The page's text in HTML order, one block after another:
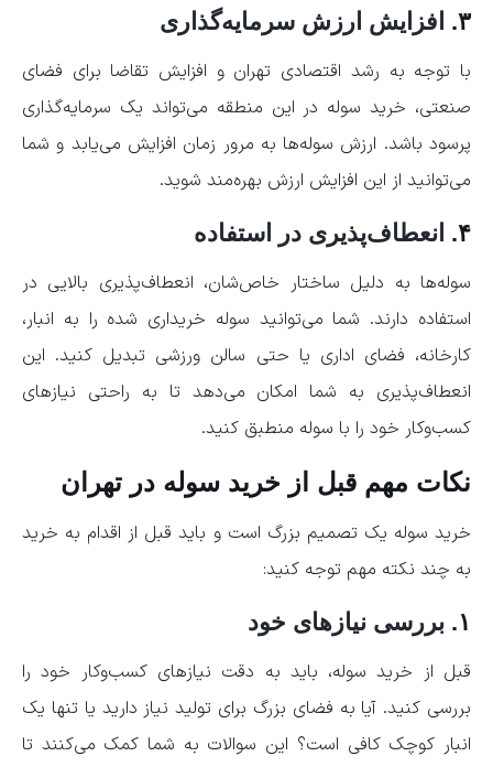
۳. افزایش ارزش سرمایه‌گذاری
با توجه به رشد اقتصادی تهران و افزایش تقاضا برای فضای
صنعتی، خرید سوله در این منطقه می‌تواند یک سرمایه‌گذاری
پرسود باشد. ارزش سوله‌ها به مرور زمان افزایش می‌یابد و شما
می‌توانید از این افزایش ارزش بهره‌مند شوید.
۴. انعطاف‌پذیری در استفاده
سوله‌ها به دلیل ساختار خاص‌شان، انعطاف‌پذیری بالایی در
استفاده دارند. شما می‌توانید سوله خریداری شده را به انبار،
کارخانه، فضای اداری یا حتی سالن ورزشی تبدیل کنید. این
انعطاف‌پذیری به شما امکان می‌دهد تا به راحتی نیازهای
کسب‌وکار خود را با سوله منطبق کنید.
نکات مهم قبل از خرید سوله در تهران
خرید سوله یک تصمیم بزرگ است و باید قبل از اقدام به خرید
به چند نکته مهم توجه کنید:
۱. بررسی نیازهای خود
قبل از خرید سوله، باید به دقت نیازهای کسب‌وکار خود را
بررسی کنید. آیا به فضای بزرگ برای تولید نیاز دارید یا تنها یک
انبار کوچک کافی است؟ این سوالات به شما کمک می‌کنند تا